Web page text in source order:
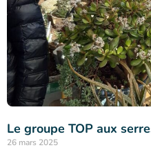
Le groupe TOP aux
26 mars 2025